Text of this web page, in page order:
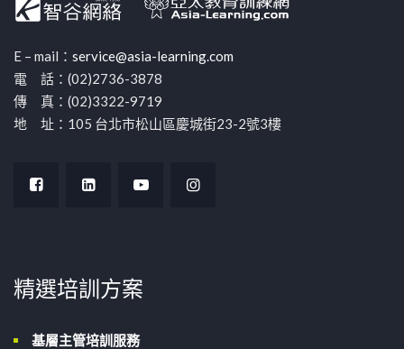
E – mail： service@asia-learning.com
電 話：(02)2736-3878
傳 真：(02)3322-9719
地 址：105 台北市松山區慶城街23-2號3樓
精選培訓方案
基層主管培訓服務